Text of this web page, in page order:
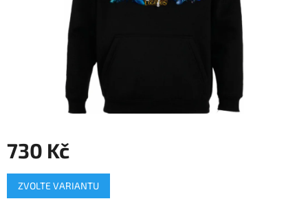
730 Kč
Měrná
cena:
ZVOLTE VARIANTU